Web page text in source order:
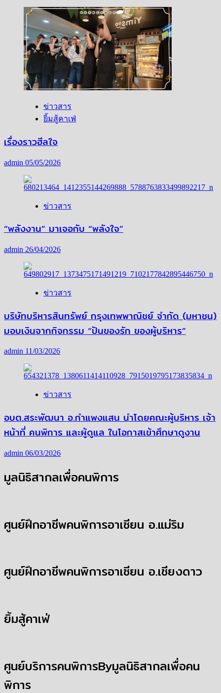
ข่าวสาร
ยิ้มสู้คาเฟ่
เรื่องราวฮีลใจ
admin 05/05/2026
ข่าวสาร
“พลังงาน” มาเจอกับ “พลังใจ”
admin 26/04/2026
ข่าวสาร
บริษัทบริหารสินทรัพย์ กรุงเทพพาณิชย์ จำกัด (มหาชน)
มอบเงินจากกิจกรรม “ปันของรัก ของผู้บริหาร”
admin 11/03/2026
ข่าวสาร
อบต.สระพัฒนา อ.กำแพงแสน นำโดยคณะผู้บริหาร เจ้า
หน้าที่ คนพิการ และผู้ดูแล ในโอกาสเข้าศึกษาดูงาน
admin 06/03/2026
มูลนิธิสากลเพื่อคนพิการ
ศูนย์ฝึกอาชีพคนพิการอาเซียน อ.แม่ริม
ศูนย์ฝึกอาชีพคนพิการอาเซียน อ.เชียงดาว
ยิ้มสู้คาเฟ่
ศูนย์บริการคนพิการByมูลนิธิสากลเพื่อคน
พิการ